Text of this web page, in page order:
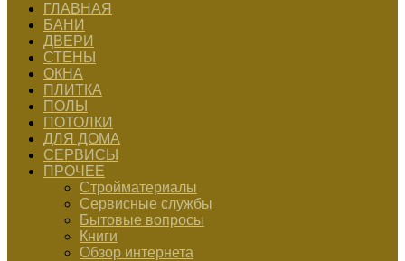
ГЛАВНАЯ
БАНИ
ДВЕРИ
СТЕНЫ
ОКНА
ПЛИТКА
ПОЛЫ
ПОТОЛКИ
ДЛЯ ДОМА
СЕРВИСЫ
ПРОЧЕЕ
Стройматериалы
Сервисные службы
Бытовые вопросы
Книги
Обзор интернета